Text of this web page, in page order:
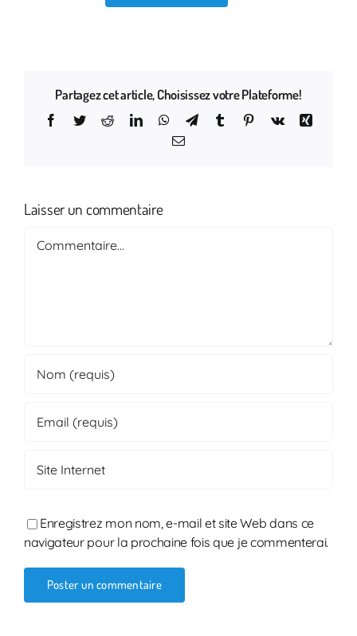
Partagez cet article, Choisissez votre Plateforme!
Facebook
TwitterRedditLinkedInWhatsApp
TelegramTumblrPinterestVk
Xing
Email
Laisser un commentaire
Enregistrez mon nom, e-mail et site Web dans ce
navigateur pour la prochaine fois que je commenterai.